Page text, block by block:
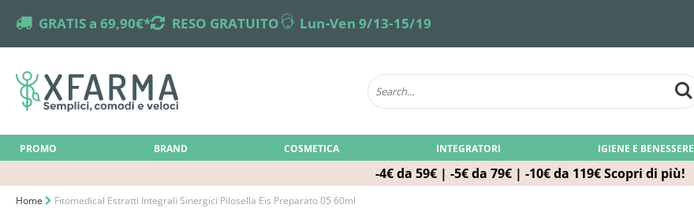
-4€ da 59€ | -5€ da 79€ | -10€ da 119€ Scopri di più!
truck GRATIS a 69,90€*returns RESO GRATUITOonline-support Lun-Ven 9/13-15/19
PROMO BRAND COSMETICA INTEGRATORI IGIENE E BENESSERE
Home Fitomedical Estratti Integrali Sinergici Pilosella Eis Preparato 05 60ml